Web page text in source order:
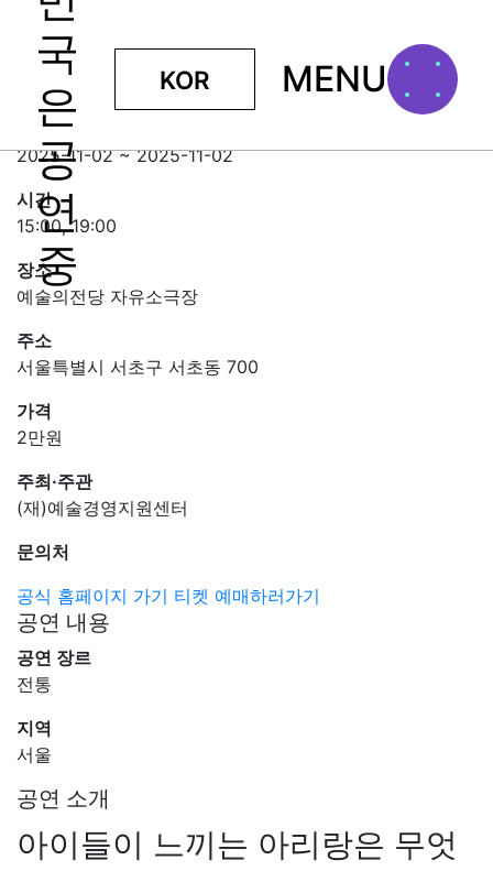
KOR MENU
날 좀 보소
일정
2025-11-02 ~ 2025-11-02
시간
15:00, 19:00
장소
예술의전당 자유소극장
주소
서울특별시 서초구 서초동 700
가격
2만원
주최·주관
(재)예술경영지원센터
문의처
공식 홈페이지 가기 티켓 예매하러가기
공연 내용
공연 장르
전통
지역
서울
공연 소개
아이들이 느끼는 아리랑은 무엇